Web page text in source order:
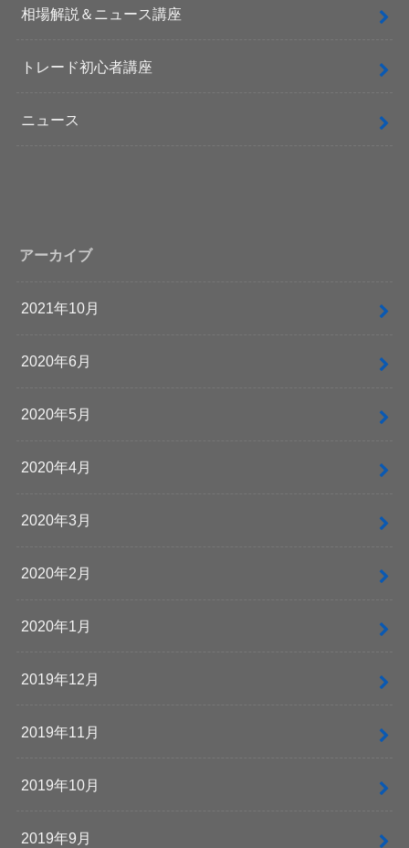
相場解説＆ニュース講座
トレード初心者講座
ニュース
アーカイブ
2021年10月
2020年6月
2020年5月
2020年4月
2020年3月
2020年2月
2020年1月
2019年12月
2019年11月
2019年10月
2019年9月